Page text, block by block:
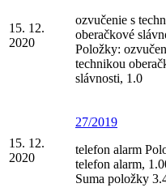
15. 12.
2020
ozvučenie s
oberačkové
Položky:
technikou
slávnosti, 1.0
15. 12.
2020
27/2019
telefon alarm
telefon alarm,
Suma položky